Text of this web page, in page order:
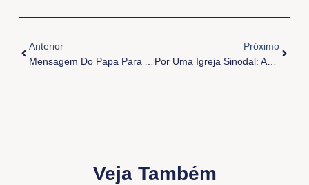
Anterior
Próximo
Por Uma Igreja Sinodal: Apelo A Caminhar Juntos
Veja Também